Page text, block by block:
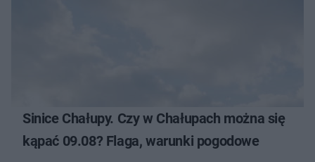
Sinice Chałupy. Czy w Chałupach można się
kąpać 09.08? Flaga, warunki pogodowe